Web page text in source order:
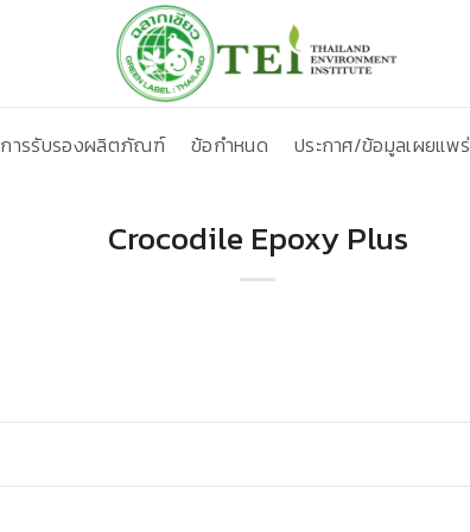
การรับรองผลิตภัณฑ์ ข้อกำหนด ประกาศ/ข้อมูลเผยแพร่
Crocodile Epoxy Plus